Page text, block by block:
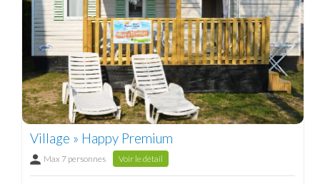
Village » Happy Premium
Max 7 personnes Voir le détail